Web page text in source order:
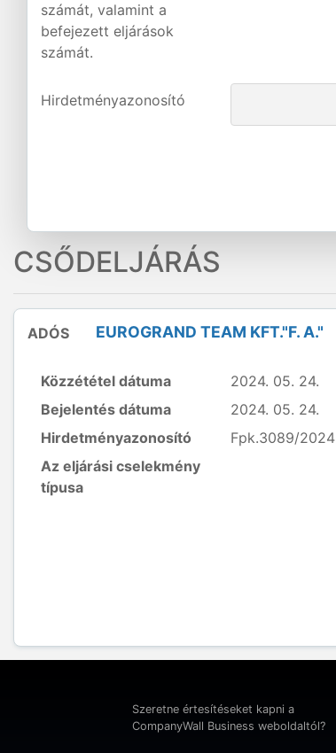
számát, valamint a
befejezett eljárások
számát.
Hirdetményazonosító
CSŐDELJÁRÁS
ADÓS EUROGRAND TEAM KFT."F. A."
Közzététel dátuma
2024. 05. 24.
Bejelentés dátuma
2024. 05. 24.
Hirdetményazonosító
Fpk.3089/2024
Az eljárási cselekmény
típusa
Szeretne értesítéseket kapni a
CompanyWall Business weboldaltól?